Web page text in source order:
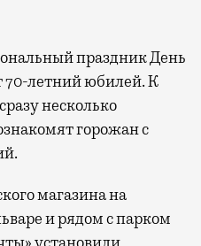
70-летний юбилей. К
несколько
горожан с
магазина на
и рядом с парком